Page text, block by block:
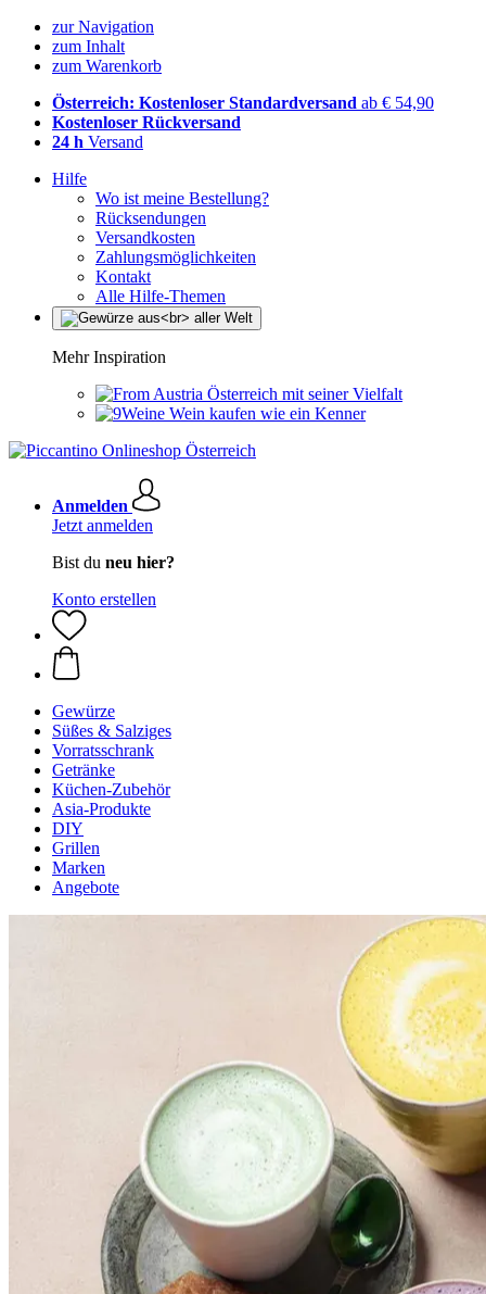
zur Navigation
zum Inhalt
zum Warenkorb
Österreich: Kostenloser Standardversand ab € 54,90
Kostenloser Rückversand
24 h Versand
Hilfe
Wo ist meine Bestellung?
Rücksendungen
Versandkosten
Zahlungsmöglichkeiten
Kontakt
Alle Hilfe-Themen
Mehr Inspiration
Österreich mit seiner Vielfalt
Wein kaufen wie ein Kenner
Anmelden
Jetzt anmelden
Bist du neu hier?
Konto erstellen
Gewürze
Süßes & Salziges
Vorratsschrank
Getränke
Küchen-Zubehör
Asia-Produkte
DIY
Grillen
Marken
Angebote